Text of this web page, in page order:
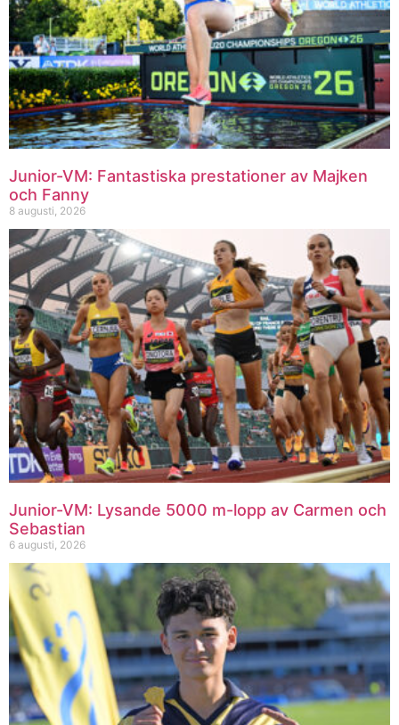
Junior-VM: Fantastiska prestationer av Majken
och Fanny
8 augusti, 2026
Junior-VM: Lysande 5000 m-lopp av Carmen och
Sebastian
6 augusti, 2026